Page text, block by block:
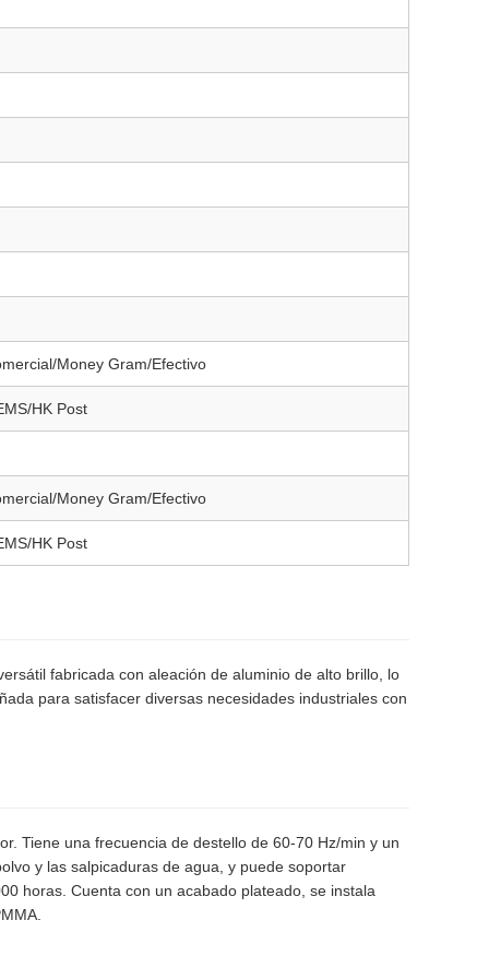
Money Gram/Efectivo
HK Post
Money Gram/Efectivo
HK Post
fabricada con aleación de aluminio de alto brillo, lo
para satisfacer diversas necesidades industriales con
Tiene una frecuencia de destello de 60-70 Hz/min y un
y las salpicaduras de agua, y puede soportar
horas. Cuenta con un acabado plateado, se instala